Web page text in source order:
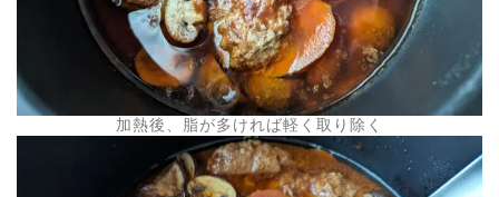
加熱後、脂が多ければ軽く取り除く